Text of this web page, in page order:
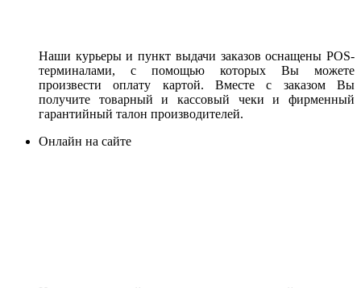
Наши курьеры и пункт выдачи заказов оснащены POS-
терминалами, с помощью которых Вы можете
произвести оплату картой. Вместе с заказом Вы
получите товарный и кассовый чеки и фирменный
гарантийный талон производителей.
Онлайн на сайте